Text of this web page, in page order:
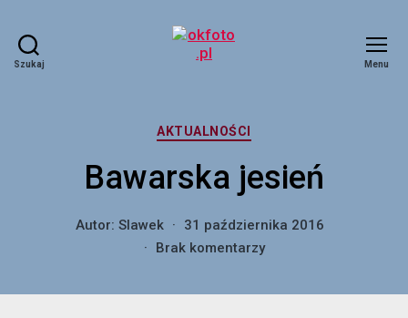
Szukaj Menu
Kategorie
AKTUALNOŚCI
Bawarska jesień
Autor: Slawek
31 października 2016
Brak komentarzydo